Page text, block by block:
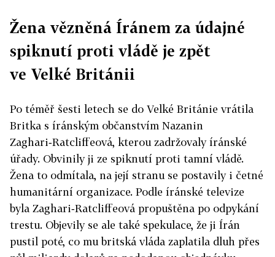
Žena vězněná Íránem za údajné
spiknutí proti vládě je zpět
ve Velké Británii
Po téměř šesti letech se do Velké Británie vrátila
Britka s íránským občanstvím Nazanin
Zaghari‑Ratcliffeová, kterou zadržovaly íránské
úřady. Obvinily ji ze spiknutí proti tamní vládě.
Žena to odmítala, na její stranu se postavily i četné
humanitární organizace. Podle íránské televize
byla Zaghari‑Ratcliffeová propuštěna po odpykání
trestu. Objevily se ale také spekulace, že ji Írán
pustil poté, co mu britská vláda zaplatila dluh přes